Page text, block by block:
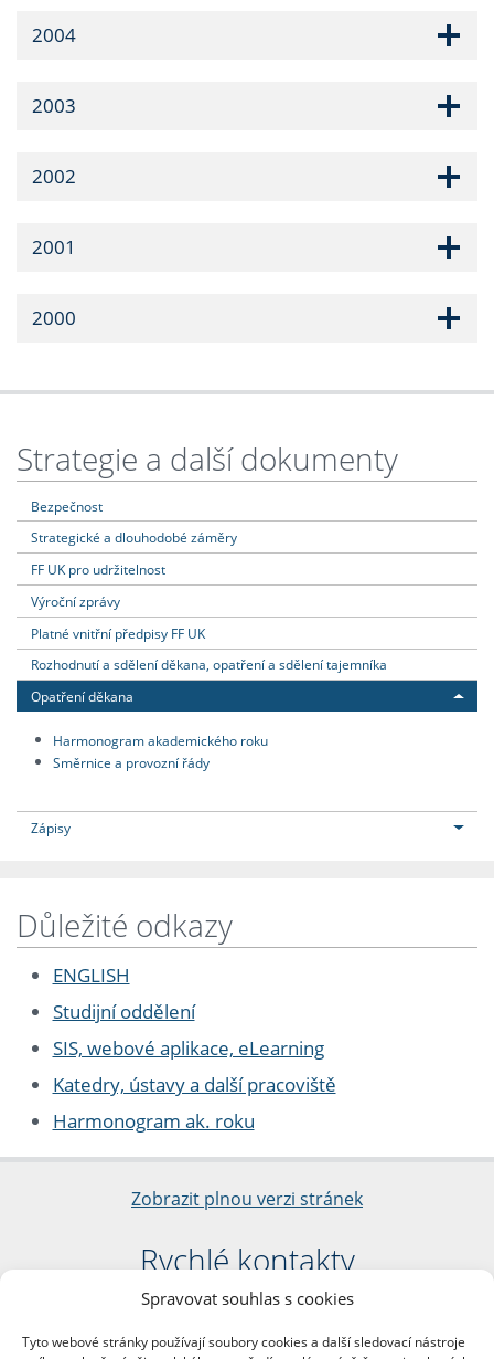
Spravovat souhlas s cookies
Tyto webové stránky používají soubory cookies a další sledovací nástroje
2004
2003
2002
2001
2000
Strategie a další dokumenty
Bezpečnost
Strategické a dlouhodobé záměry
FF UK pro udržitelnost
Výroční zprávy
Platné vnitřní předpisy FF UK
Rozhodnutí a sdělení děkana, opatření a sdělení tajemníka
Opatření děkana
Harmonogram akademického roku
Směrnice a provozní řády
Zápisy
Důležité odkazy
ENGLISH
Studijní oddělení
SIS, webové aplikace, eLearning
Katedry, ústavy a další pracoviště
Harmonogram ak. roku
Zobrazit plnou verzi stránek
Rychlé kontakty
Filozofická fakulta
nám. Jana Palacha 1/2